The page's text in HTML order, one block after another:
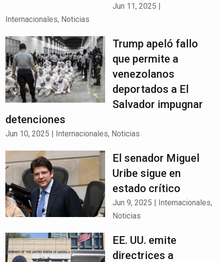
Jun 11, 2025 |
Internacionales, Noticias
Trump apeló fallo
que permite a
venezolanos
deportados a El
Salvador impugnar
detenciones
Jun 10, 2025 | Internacionales, Noticias
El senador Miguel
Uribe sigue en
estado crítico
Jun 9, 2025 | Internacionales,
Noticias
EE. UU. emite
directrices a